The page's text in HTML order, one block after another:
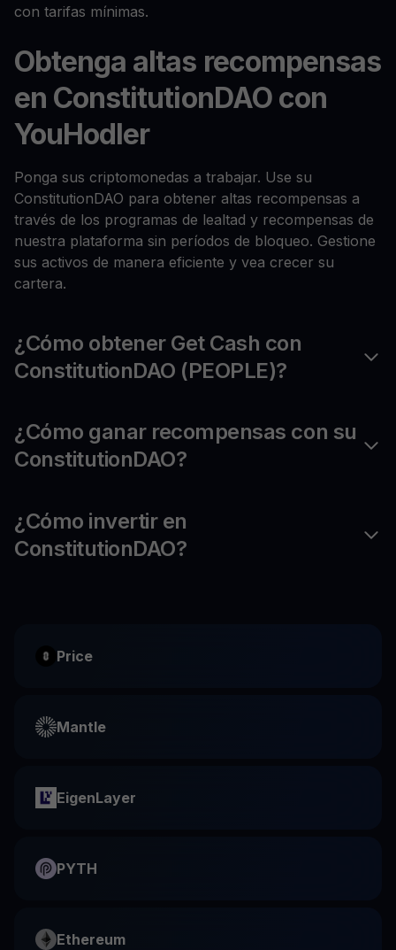
con tarifas mínimas.
Obtenga altas recompensas
en ConstitutionDAO con
YouHodler
Ponga sus criptomonedas a trabajar. Use su
ConstitutionDAO para obtener altas recompensas a
través de los programas de lealtad y recompensas de
nuestra plataforma sin períodos de bloqueo. Gestione
sus activos de manera eficiente y vea crecer su
cartera.
¿Cómo obtener Get Cash con
ConstitutionDAO (PEOPLE)?
¿Cómo ganar recompensas con su
ConstitutionDAO?
¿Cómo invertir en
ConstitutionDAO?
Price
Mantle
EigenLayer
PYTH
Ethereum